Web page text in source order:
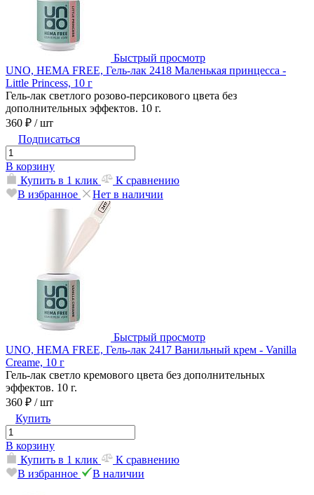
Быстрый просмотр
UNO, HEMA FREE, Гель-лак 2418 Маленькая принцесса -
Little Princess, 10 г
Гель-лак светлого розово-персикового цвета без
дополнительных эффектов. 10 г.
360 ₽ / шт
Подписаться
В корзину
Купить в 1 клик
К сравнению
В избранное
Нет в наличии
Быстрый просмотр
UNO, HEMA FREE, Гель-лак 2417 Ванильный крем - Vanilla
Creame, 10 г
Гель-лак светло кремового цвета без дополнительных
эффектов. 10 г.
360 ₽ / шт
Купить
В корзину
Купить в 1 клик
К сравнению
В избранное
В наличии